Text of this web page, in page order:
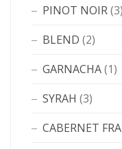
PINOT NOIR(3)
BLEND (2)
GARNACHA(1)
SYRAH (3)
CABERNET